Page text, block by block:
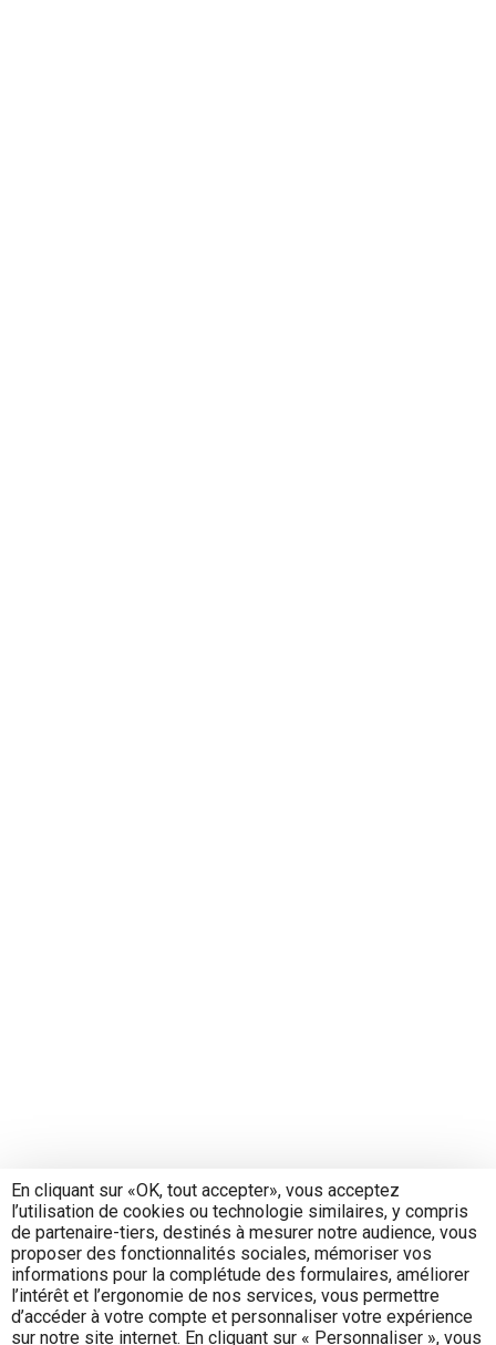
En cliquant sur «OK, tout accepter», vous acceptez
l’utilisation de cookies ou technologie similaires, y compris
de partenaire-tiers, destinés à mesurer notre audience, vous
proposer des fonctionnalités sociales, mémoriser vos
informations pour la complétude des formulaires, améliorer
l’intérêt et l’ergonomie de nos services, vous permettre
d’accéder à votre compte et personnaliser votre expérience
sur notre site internet. En cliquant sur « Personnaliser », vous